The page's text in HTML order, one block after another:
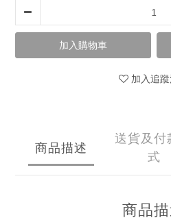
加入購物車
加入追
商品描述
送貨及付
式
商品